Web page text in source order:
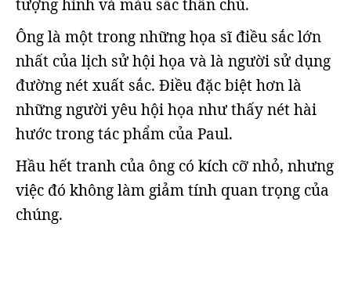
tượng hình và màu sắc thần chú.
Ông là một trong những họa sĩ điều sắc lớn
nhất của lịch sử hội họa và là người sử dụng
đường nét xuất sắc. Điều đặc biệt hơn là
những người yêu hội họa như thấy nét hài
hước trong tác phẩm của Paul.
Hầu hết tranh của ông có kích cỡ nhỏ, nhưng
việc đó không làm giảm tính quan trọng của
chúng.